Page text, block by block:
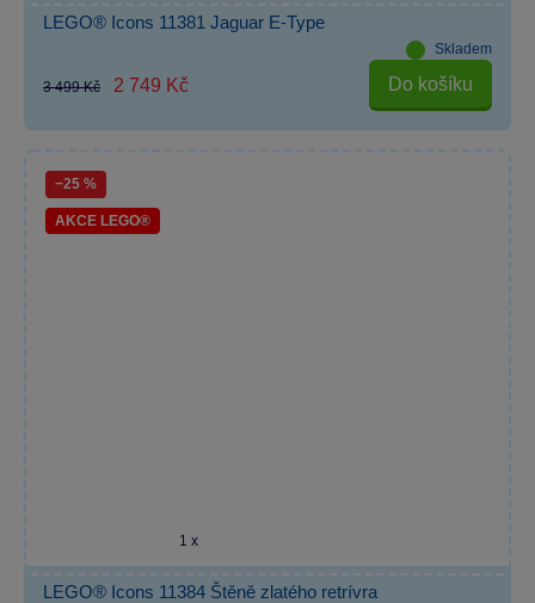
LEGO® Icons 11381 Jaguar E-Type
Skladem
3 499 Kč 2 749 Kč Do košíku
−25 %
AKCE LEGO®
1 x
LEGO® Icons 11384 Štěně zlatého retrívra